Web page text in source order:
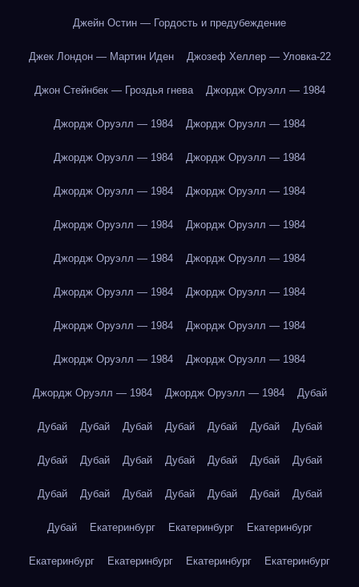
Джейн Остин — Гордость и предубеждение
Джек Лондон — Мартин Иден Джозеф Хеллер — Уловка-22
Джон Стейнбек — Гроздья гнева Джордж Оруэлл — 1984
Джордж Оруэлл — 1984 Джордж Оруэлл — 1984
Джордж Оруэлл — 1984 Джордж Оруэлл — 1984
Джордж Оруэлл — 1984 Джордж Оруэлл — 1984
Джордж Оруэлл — 1984 Джордж Оруэлл — 1984
Джордж Оруэлл — 1984 Джордж Оруэлл — 1984
Джордж Оруэлл — 1984 Джордж Оруэлл — 1984
Джордж Оруэлл — 1984 Джордж Оруэлл — 1984
Джордж Оруэлл — 1984 Джордж Оруэлл — 1984
Джордж Оруэлл — 1984 Джордж Оруэлл — 1984 Дубай
Дубай Дубай Дубай Дубай Дубай Дубай Дубай
Дубай Дубай Дубай Дубай Дубай Дубай Дубай
Дубай Дубай Дубай Дубай Дубай Дубай Дубай
Дубай Екатеринбург Екатеринбург Екатеринбург
Екатеринбург Екатеринбург Екатеринбург Екатеринбург